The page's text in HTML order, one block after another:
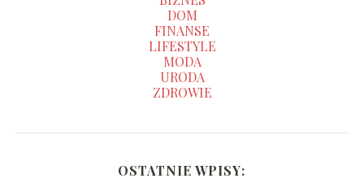
DOM
FINANSE
LIFESTYLE
MODA
URODA
ZDROWIE
OSTATNIE WPISY: